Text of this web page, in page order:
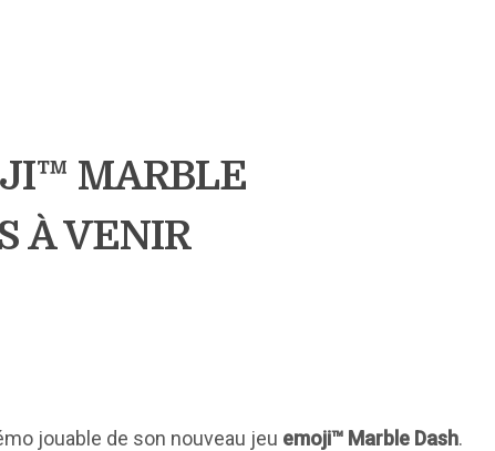
MARBLE
À VENIR
jouable de son nouveau jeu emoji™ Marble Dash.